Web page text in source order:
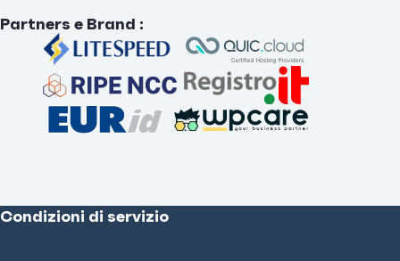
Partners e Brand :
Condizioni di servizio